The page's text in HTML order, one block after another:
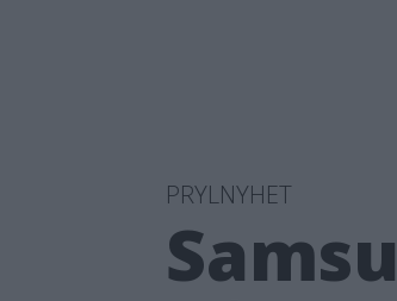
PRYLNYHET